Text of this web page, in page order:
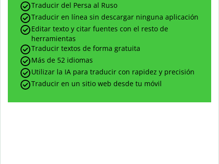
Traducir del Persa al Ruso
Traducir en línea sin descargar ninguna aplicación
Editar texto y citar fuentes con el resto de
herramientas
Traducir textos de forma gratuita
Más de 52 idiomas
Utilizar la IA para traducir con rapidez y precisión
Traducir en un sitio web desde tu móvil